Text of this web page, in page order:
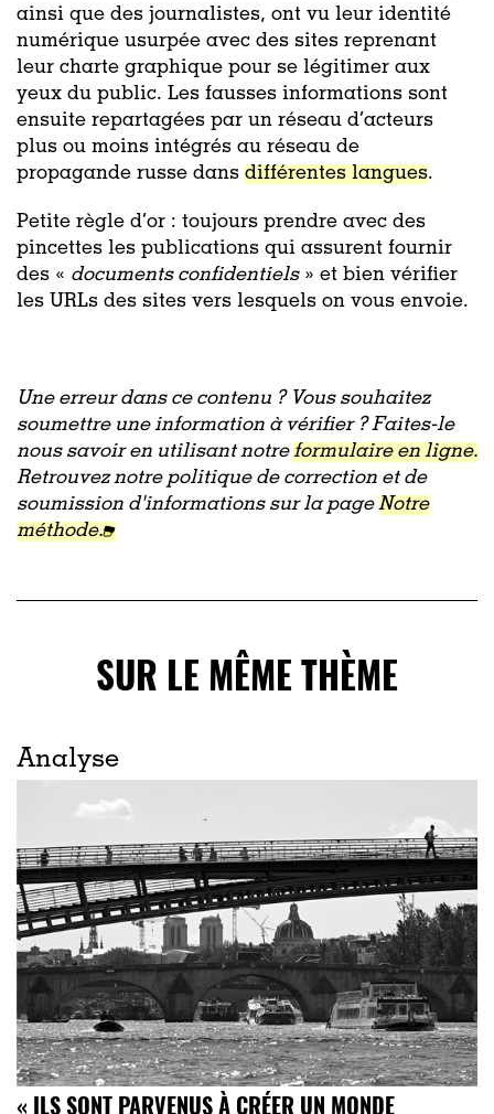
ainsi que des journalistes, ont vu leur identité
numérique usurpée avec des sites reprenant
leur charte graphique pour se légitimer aux
yeux du public. Les fausses informations sont
ensuite repartagées par un réseau d’acteurs
plus ou moins intégrés au réseau de
propagande russe dans différentes langues.
Petite règle d’or : toujours prendre avec des
pincettes les publications qui assurent fournir
des « documents confidentiels» et bien vérifier
les URLs des sites vers lesquels on vous envoie.
Une erreur dans ce contenu ? Vous souhaitez
soumettre une information à vérifier ? Faites-le
nous savoir en utilisant notreformulaire en ligne.
Retrouvez notre politique de correction et de
soumission d'informations sur la pageNotre
méthode.
SUR LE MÊME THÈME
Analyse
« ILS SONT PARVENUS À CRÉER UN MONDE